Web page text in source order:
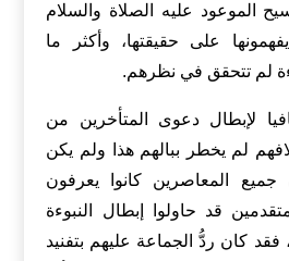
الموعود عليه الصلاة والسلام
على حقيقتها، وأكثر ما
لم تتحقق في نظرهم.
لإبطال دعوى المتأخرين من
لم يخطر ببالهم هذا ولم يكن
جميع المعاصرين كانوا يعرفون
قد حاولوا إبطال النبوءة
فقد كان ردُّ الجماعة عليهم بتفنيد